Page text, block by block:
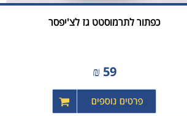
כפתור לתרמוסטט גז לצ'יפסר
59
₪